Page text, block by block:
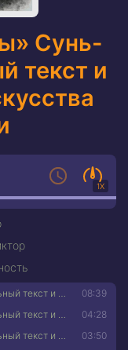
Сунь-
текст и
1X
08:39
«Искусство войны» Сунь-цзы: оригинальный текст и расшифровка искусства стратегии 01
04:28
«Искусство войны» Сунь-цзы: оригинальный текст и расшифровка искусства стратегии 02
03:50
«Искусство войны» Сунь-цзы: оригинальный текст и расшифровка искусства стратегии 03